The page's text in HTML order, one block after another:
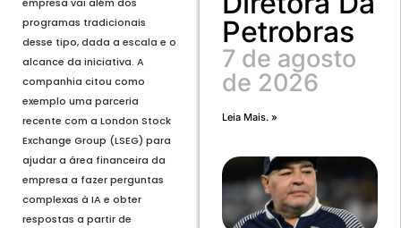
empresa vai além dos
programas tradicionais
desse tipo, dada a escala e o
alcance da iniciativa. A
companhia citou como
exemplo uma parceria
recente com a London Stock
Exchange Group (LSEG) para
ajudar a área financeira da
empresa a fazer perguntas
complexas à IA e obter
respostas a partir de
Petrobras
7 de agosto
de 2026
Leia Mais. »